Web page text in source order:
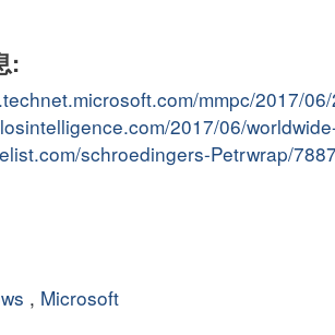
:
mmpc/2017/
2017/06/
schroedingers-Petrwrap/
, Microsoft